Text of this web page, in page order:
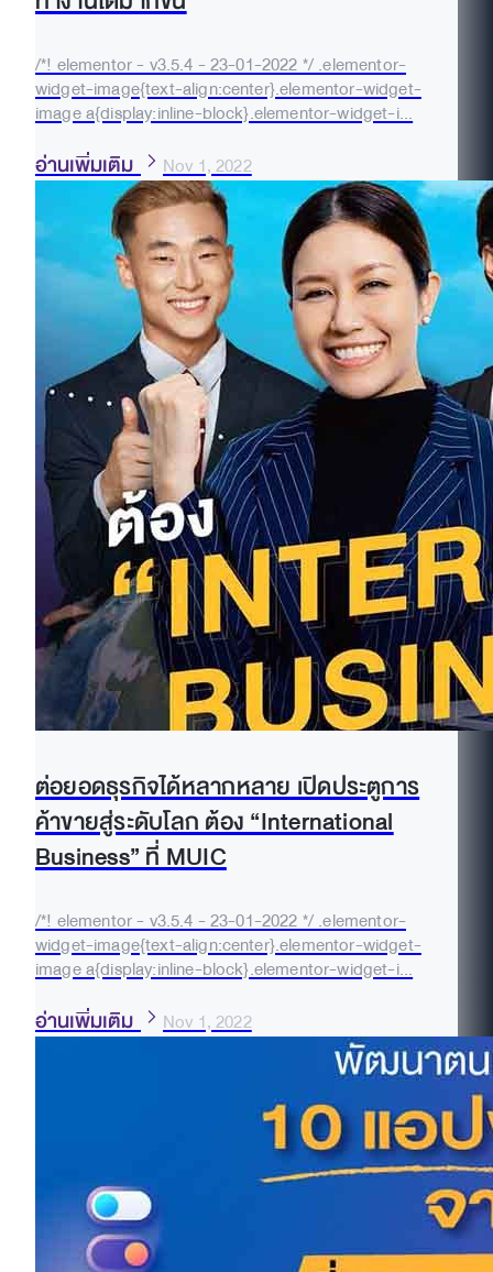
/*! elementor - v3.5.4 - 23-01-2022 */ .elementor-
widget-image{text-align:center}.elementor-widget-
image a{display:inline-block}.elementor-widget-i...
อ่านเพิ่มเติม Nov 1, 2022
ต่อยอดธุรกิจได้หลากหลาย เปิดประตูการ
ค้าขายสู่ระดับโลก ต้อง “International
Business” ที่ MUIC
/*! elementor - v3.5.4 - 23-01-2022 */ .elementor-
widget-image{text-align:center}.elementor-widget-
image a{display:inline-block}.elementor-widget-i...
อ่านเพิ่มเติม Nov 1, 2022